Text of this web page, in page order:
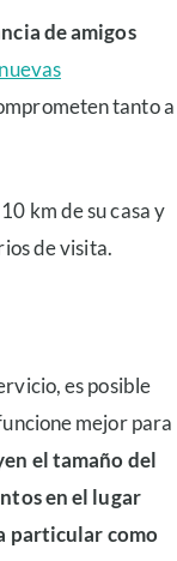
de amigos
nuevas
tanto a
km de su casa y
de visita.
es posible
mejor para
el tamaño del
en el lugar
particular como